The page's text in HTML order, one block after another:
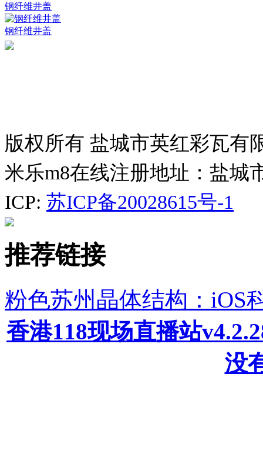
钢纤维井盖
钢纤维井盖
版权所有 盐城市英红彩瓦有
米乐m8在线注册地址：盐城
ICP: 苏ICP备20028615号-1
推荐链接
粉色苏州晶体结构：iOS
香港118现场直播站
没